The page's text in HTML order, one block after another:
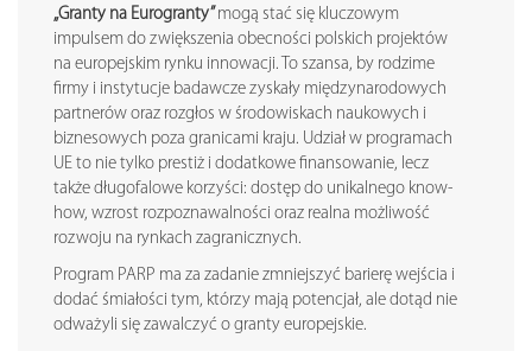
„Granty na Eurogranty” mogą stać się kluczowym
impulsem do zwiększenia obecności polskich projektów
na europejskim rynku innowacji. To szansa, by rodzime
firmy i instytucje badawcze zyskały międzynarodowych
partnerów oraz rozgłos w środowiskach naukowych i
biznesowych poza granicami kraju. Udział w programach
UE to nie tylko prestiż i dodatkowe finansowanie, lecz
także długofalowe korzyści: dostęp do unikalnego know-
how, wzrost rozpoznawalności oraz realna możliwość
rozwoju na rynkach zagranicznych.
Program PARP ma za zadanie zmniejszyć barierę wejścia i
dodać śmiałości tym, którzy mają potencjał, ale dotąd nie
odważyli się zawalczyć o granty europejskie.